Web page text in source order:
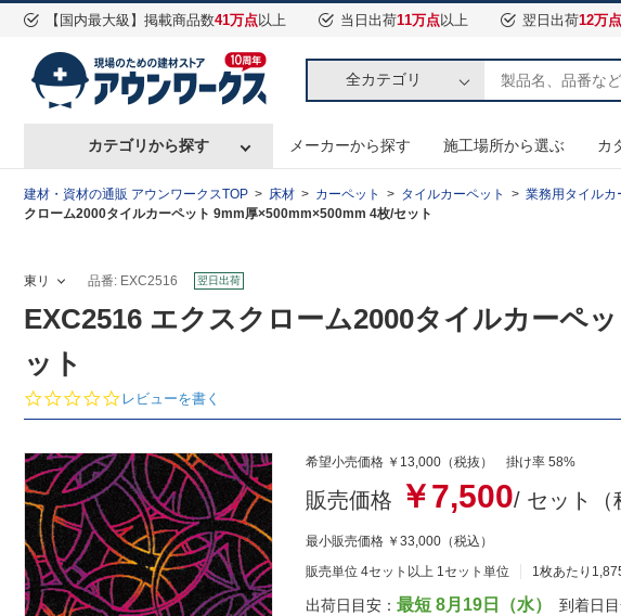
【国内最大級】掲載商品数41万点以上 当日出荷11万点以上 翌日出荷12万点
全カテゴリ
カテゴリから探す メーカーから探す 施工場所から選ぶ カ
建材・資材の通販 アウンワークスTOP 床材 カーペット タイルカーペット 業務用タイルカ
クローム2000タイルカーペット 9mm厚×500mm×500mm 4枚/セット
東リ 品番: EXC2516 翌日出荷
EXC2516 エクスクローム2000タイルカーペ
ット
0.
0
t
a
r
a
t
i
n
g
レビューを書く
希望小売価格 ￥13,000（税抜） 掛け率 58%
販売価格 ￥7,500/ セット（
最小販売価格 ￥33,000 （税込）
販売単位 4セット以上 1セット単位
1枚あたり
出荷日目安： 最短 8月19日（水） 到着日